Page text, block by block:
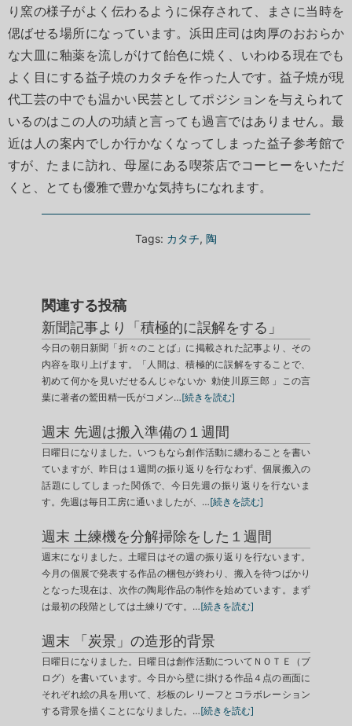
り窯の様子がよく伝わるように保存されて、まさに当時を
偲ばせる場所になっています。浜田庄司は肉厚のおおらか
な大皿に釉薬を流しがけて飴色に焼く、いわゆる現在でも
よく目にする益子焼のカタチを作った人です。益子焼が現
代工芸の中でも温かい民芸としてポジションを与えられて
いるのはこの人の功績と言っても過言ではありません。最
近は人の案内でしか行かなくなってしまった益子参考館で
すが、たまに訪れ、母屋にある喫茶店でコーヒーをいただ
くと、とても優雅で豊かな気持ちになれます。
Tags: カタチ, 陶
関連する投稿
新聞記事より「積極的に誤解をする」
今日の朝日新聞「折々のことば」に掲載された記事より、その
内容を取り上げます。「人間は、積極的に誤解をすることで、
初めて何かを見いだせるんじゃないか 勅使川原三郎 」この言
葉に著者の鷲田精一氏がコメン…[続きを読む]
週末 先週は搬入準備の１週間
日曜日になりました。いつもなら創作活動に纏わることを書い
ていますが、昨日は１週間の振り返りを行なわず、個展搬入の
話題にしてしまった関係で、今日先週の振り返りを行ないま
す。先週は毎日工房に通いましたが、…[続きを読む]
週末 土練機を分解掃除をした１週間
週末になりました。土曜日はその週の振り返りを行ないます。
今月の個展で発表する作品の梱包が終わり、搬入を待つばかり
となった現在は、次作の陶彫作品の制作を始めています。まず
は最初の段階としては土練りです。…[続きを読む]
週末 「炭景」の造形的背景
日曜日になりました。日曜日は創作活動についてＮＯＴＥ（ブ
ログ）を書いています。今日から壁に掛ける作品４点の画面に
それぞれ絵の具を用いて、杉板のレリーフとコラボレーション
する背景を描くことになりました。…[続きを読む]